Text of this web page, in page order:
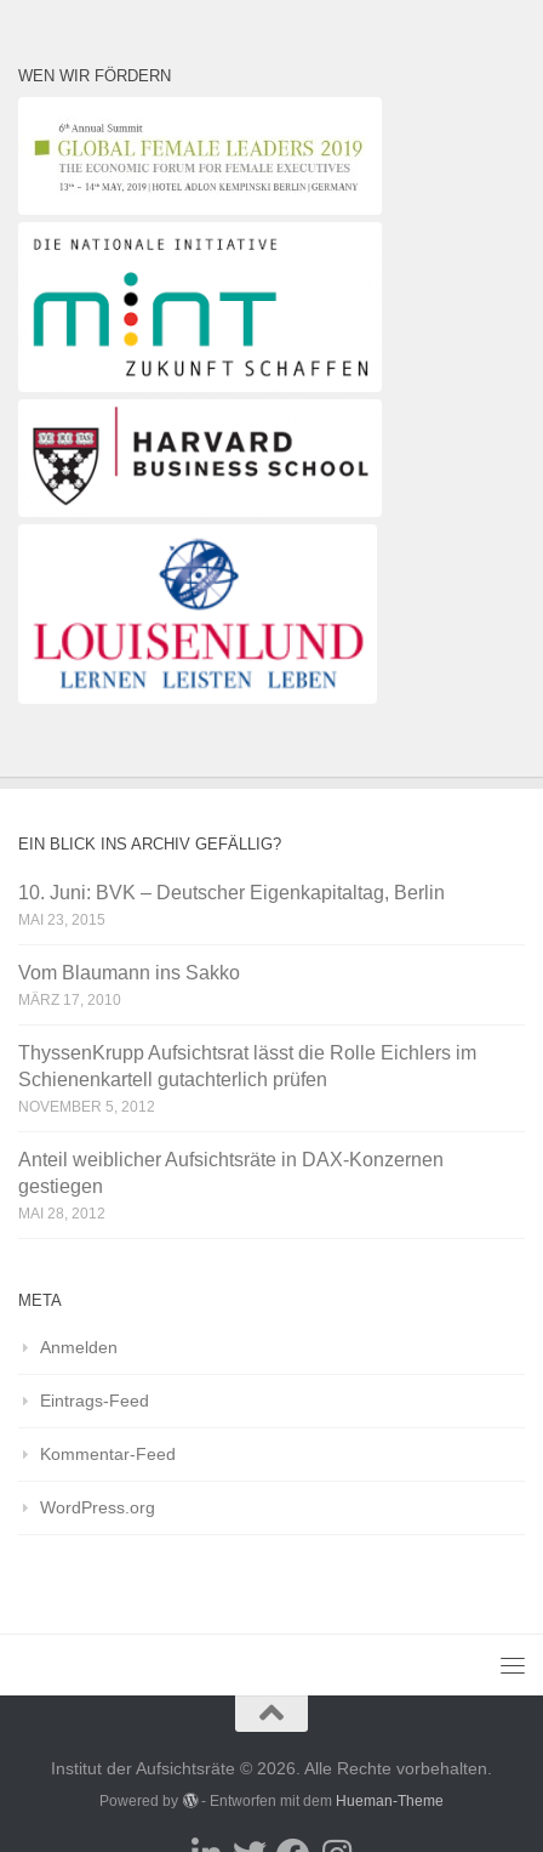
WEN WIR FÖRDERN
EIN BLICK INS ARCHIV GEFÄLLIG?
10. Juni: BVK – Deutscher Eigenkapitaltag, Berlin
MAI 23, 2015
Vom Blaumann ins Sakko
MÄRZ 17, 2010
ThyssenKrupp Aufsichtsrat lässt die Rolle Eichlers im
Schienenkartell gutachterlich prüfen
NOVEMBER 5, 2012
Anteil weiblicher Aufsichtsräte in DAX-Konzernen
gestiegen
MAI 28, 2012
META
Anmelden
Eintrags-Feed
Kommentar-Feed
WordPress.org
Institut der Aufsichtsräte © 2026. Alle Rechte vorbehalten.
Powered by - Entworfen mit dem Hueman-Theme